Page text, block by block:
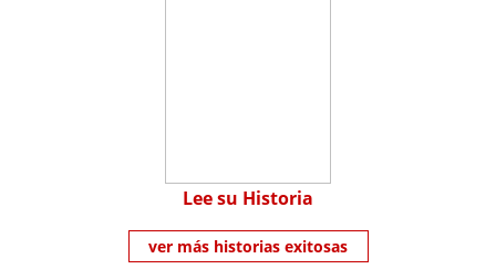
Lee su Historia
ver más historias exitosas